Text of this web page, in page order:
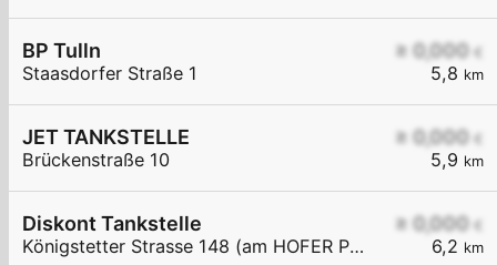
≥ 0,000 €
5,8 km
BP Tulln
Staasdorfer Straße 1
≥ 0,000 €
5,9 km
JET TANKSTELLE
Brückenstraße 10
≥ 0,000 €
6,2 km
Diskont Tankstelle
Königstetter Strasse 148 (am HOFER Parkplatz)